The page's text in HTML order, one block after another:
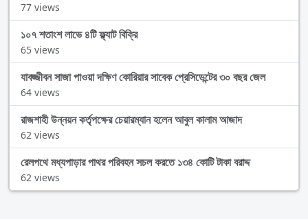
77 views
১০৭ শতাংশ লাভে ৪টি ফ্ল্যাট বিক্রি
65 views
যাবজ্জীবন সাজা পাওয়া দক্ষিণ কোরিয়ার সাবেক প্রেসিডেন্টের ৩০ বছর জেল
64 views
রাজশাহী উন্নয়ন কর্তৃপক্ষের চেয়ারম্যান হলেন আবুল কালাম আজাদ
62 views
রেলপথে মধ্যপাড়ার পাথর পরিবহন সচল করতে ১৩৪ কোটি টাকা বরাদ্দ
62 views